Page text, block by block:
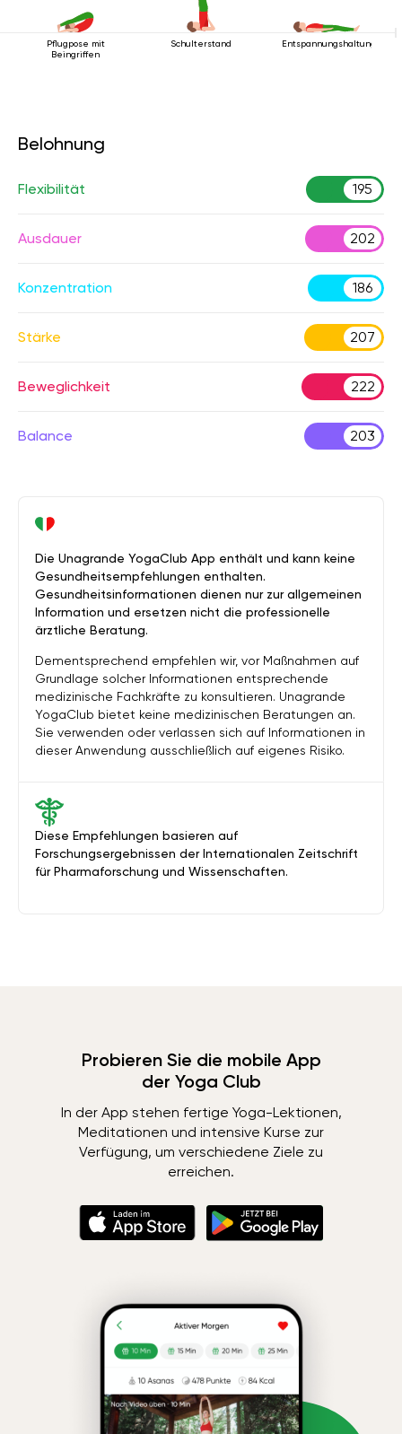
Pflugpose mit
Beingriffen
Schulterstand Entspannungshaltung
Belohnung
Flexibilität 195
Ausdauer 202
Konzentration 186
Stärke 207
Beweglichkeit 222
Balance 203
Diese Empfehlungen basieren auf
Forschungsergebnissen der Internationalen Zeitschrift
für Pharmaforschung und Wissenschaften.
Die Unagrande YogaClub App enthält und kann keine
Gesundheitsempfehlungen enthalten.
Gesundheitsinformationen dienen nur zur allgemeinen
Information und ersetzen nicht die professionelle
ärztliche Beratung.
Dementsprechend empfehlen wir, vor Maßnahmen auf
Grundlage solcher Informationen entsprechende
medizinische Fachkräfte zu konsultieren. Unagrande
YogaClub bietet keine medizinischen Beratungen an.
Sie verwenden oder verlassen sich auf Informationen in
dieser Anwendung ausschließlich auf eigenes Risiko.
Probieren Sie die mobile App
der Yoga Club
In der App stehen fertige Yoga-Lektionen,
Meditationen und intensive Kurse zur
Verfügung, um verschiedene Ziele zu
erreichen.